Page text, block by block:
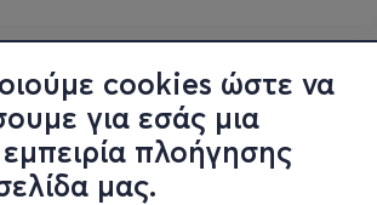
cookies ώστε να
για εσάς μια
πλοήγησης
μας.